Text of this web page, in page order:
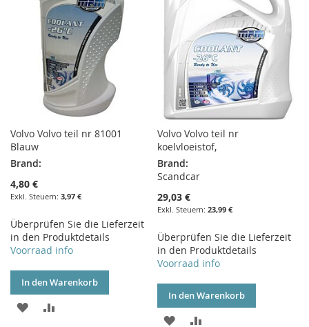
Volvo Volvo teil nr 81001
Blauw
Brand:
4,80 €
3,97 €
Überprüfen Sie die Lieferzeit
in den Produktdetails
Voorraad info
In den Warenkorb
ZUR
Volvo Volvo teil nr
koelvloeistof,
Brand:
Scandcar
29,03 €
23,99 €
Überprüfen Sie die Lieferzeit
in den Produktdetails
Voorraad info
In den Warenkorb
ZUR